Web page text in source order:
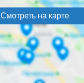
Смотреть на карте